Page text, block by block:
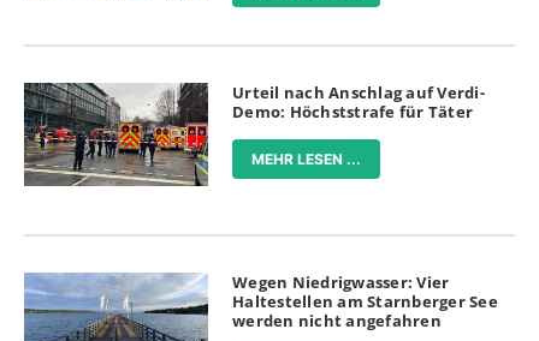
Urteil nach Anschlag auf Verdi-
Demo: Höchststrafe für Täter
MEHR LESEN ...
Wegen Niedrigwasser: Vier
Haltestellen am Starnberger See
werden nicht angefahren